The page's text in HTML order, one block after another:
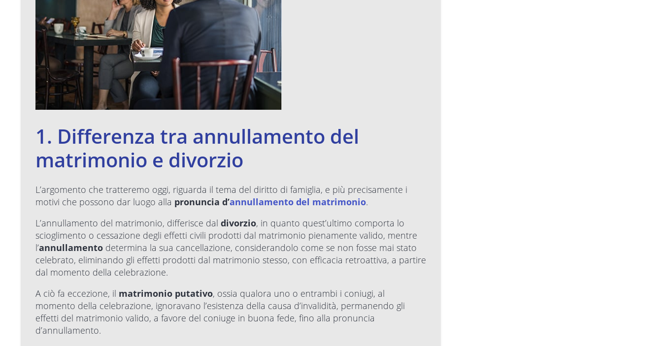
1. Differenza tra annullamento del
matrimonio e divorzio
L’argomento che tratteremo oggi, riguarda il tema del diritto di famiglia, e più precisamente i
motivi che possono dar luogo alla pronuncia d’annullamento del matrimonio.
L’annullamento del matrimonio, differisce dal divorzio, in quanto quest’ultimo comporta lo
scioglimento o cessazione degli effetti civili prodotti dal matrimonio pienamente valido, mentre
l’annullamento determina la sua cancellazione, considerandolo come se non fosse mai stato
celebrato, eliminando gli effetti prodotti dal matrimonio stesso, con efficacia retroattiva, a partire
dal momento della celebrazione.
A ciò fa eccezione, il matrimonio putativo, ossia qualora uno o entrambi i coniugi, al
momento della celebrazione, ignoravano l’esistenza della causa d’invalidità, permanendo gli
effetti del matrimonio valido, a favore del coniuge in buona fede, fino alla pronuncia
d’annullamento.